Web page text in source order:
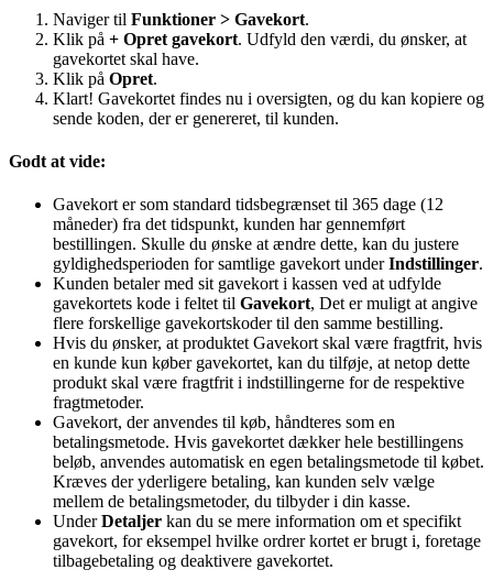
Naviger til Funktioner > Gavekort.
Klik på + Opret gavekort. Udfyld den værdi, du ønsker, at
gavekortet skal have.
Klik på Opret.
Klart! Gavekortet findes nu i oversigten, og du kan kopiere og
sende koden, der er genereret, til kunden.
Godt at vide:
Gavekort er som standard tidsbegrænset til 365 dage (12
måneder) fra det tidspunkt, kunden har gennemført
bestillingen. Skulle du ønske at ændre dette, kan du justere
gyldighedsperioden for samtlige gavekort underIndstillinger.
Kunden betaler med sit gavekort i kassen ved at udfylde
gavekortets kode i feltet til Gavekort, Det er muligt at angive
flere forskellige gavekortskoder til den samme bestilling.
Hvis du ønsker, at produktet Gavekort skal være fragtfrit, hvis
en kunde kun køber gavekortet, kan du tilføje, at netop dette
produkt skal være fragtfrit i indstillingerne for de respektive
fragtmetoder.
Gavekort, der anvendes til køb, håndteres som en
betalingsmetode. Hvis gavekortet dækker hele bestillingens
beløb, anvendes automatisk en egen betalingsmetode til købet.
Kræves der yderligere betaling, kan kunden selv vælge
mellem de betalingsmetoder, du tilbyder i din kasse.
UnderDetaljer kan du se mere information om et specifikt
gavekort, for eksempel hvilke ordrer kortet er brugt i, foretage
tilbagebetaling og deaktivere gavekortet.